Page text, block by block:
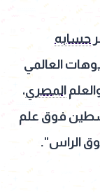
حسابه
العالمي
المصري،
فوق علم
الراس".